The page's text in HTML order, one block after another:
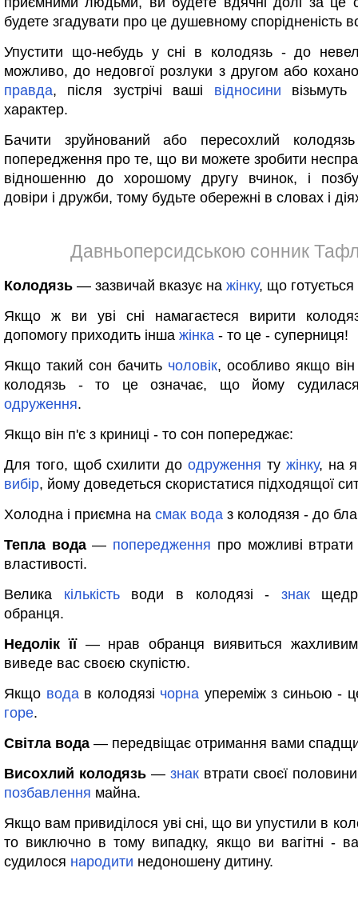
будете згадувати про це душевному спорідненість
Упустити що-небудь у сні в колодязь - до
можливо, до недовгої розлуки з другом або
правда, після зустрічі ваші відносини
характер.
Бачити зруйнований або пересохлий
попередження про те, що ви можете зробити
відношенню до хорошому другу вчинок, і
довіри і дружби, тому будьте обережні в словах і
Давньоперсидською сонник
Колодязь — зазвичай вказує на жінку, що готується
Якщо ж ви уві сні намагаєтеся вирити
допомогу приходить інша жінка - то це - суперниця!
Якщо такий сон бачить чоловік, особливо якщо
колодязь - то це означає, що йому
одруження.
Якщо він п'є з криниці - то сон попереджає:
Для того, щоб схилити доодруження ту жінку, на
вибір, йому доведеться скористатися підходящої
Холодна і приємна на смак вода з колодязя - до
Тепла вода— попередження про можливі втрати
властивості.
Велика кількістьводи в колодязі - знак
обранця.
Недолік її— нрав обранця виявиться
виведе вас своєю скупістю.
Якщо водав колодязі чорна упереміж з синьою -
горе.
Світла вода — передвіщає отримання вами
Висохлий колодязь — знак втрати своєї
позбавлення майна.
Якщо вам привиділося уві сні, що ви упустили в
то виключно в тому випадку, якщо ви вагітні -
судилося народити недоношену дитину.